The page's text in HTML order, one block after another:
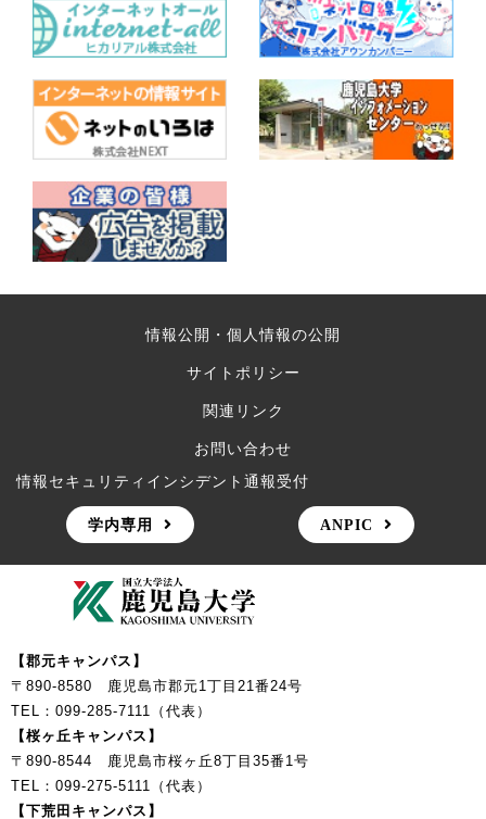
情報公開・個人情報の公開
サイトポリシー
関連リンク
お問い合わせ
情報セキュリティインシデント通報受付
学内専用 ANPIC
【郡元キャンパス】
〒890-8580 鹿児島市郡元1丁目21番24号
TEL：099-285-7111（代表）
【桜ヶ丘キャンパス】
〒890-8544 鹿児島市桜ヶ丘8丁目35番1号
TEL：099-275-5111（代表）
【下荒田キャンパス】